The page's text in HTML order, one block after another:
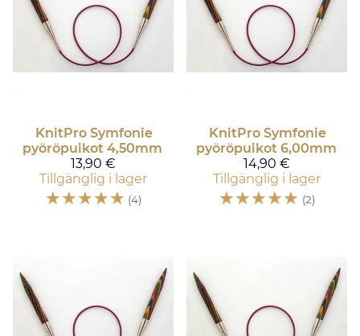
KnitPro Symfonie
pyöröpuikot 4,50mm
13,90 €
Tillgänglig i lager
☆☆☆☆☆ (4)
KnitPro Symfonie
pyöröpuikot 6,00mm
14,90 €
Tillgänglig i lager
☆☆☆☆☆ (2)